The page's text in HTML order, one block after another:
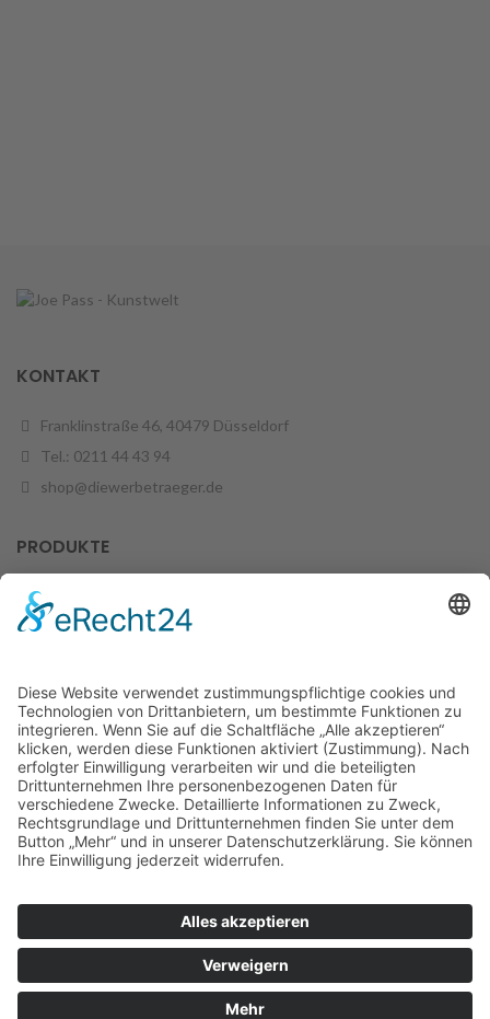
KONTAKT
Franklinstraße 46, 40479 Düsseldorf
Tel.: 0211 44 43 94
shop@diewerbetraeger.de
PRODUKTE
Kunstdrucke
Keramiktassen
Sonderedition
LINKS
Impressum
Datenschutz
Widerruf
AGB